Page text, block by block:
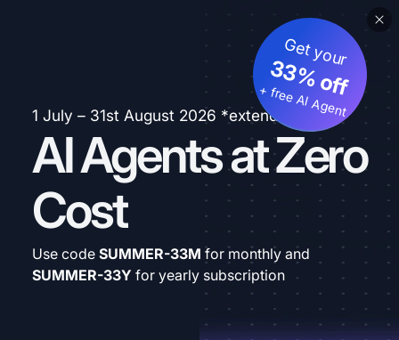
1 July – 31st August 2026 *extended
AI Agents at Zero
Cost
Get your
33% off
+ free AI Agent
Use code SUMMER-33M for monthly and
SUMMER-33Y for yearly subscription